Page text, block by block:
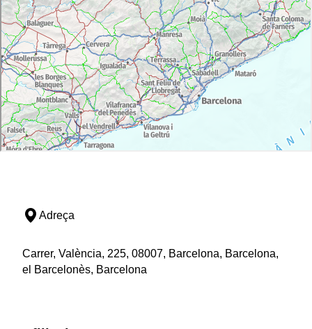
Adreça
Carrer, València, 225, 08007, Barcelona, Barcelona,
el Barcelonès, Barcelona